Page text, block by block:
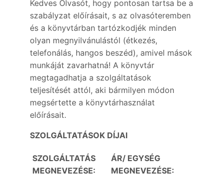
Kedves Olvasót, hogy pontosan tartsa be a
szabályzat előírásait, s az olvasóteremben
és a könyvtárban tartózkodjék minden
olyan megnyilvánulástól (étkezés,
telefonálás, hangos beszéd), amivel mások
munkáját zavarhatná! A könyvtár
megtagadhatja a szolgáltatások
teljesítését attól, aki bármilyen módon
megsértette a könyvtárhasználat
előírásait.
SZOLGÁLTATÁSOK DÍJAI
SZOLGÁLTATÁS
MEGNEVEZÉSE:
ÁR/ EGYSÉG
MEGNEVEZÉSE: